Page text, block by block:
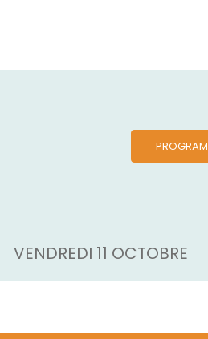
VENDREDI 11 OCTOBRE